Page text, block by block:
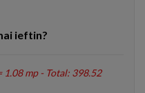
ieftin?
mp - Total: 398.52